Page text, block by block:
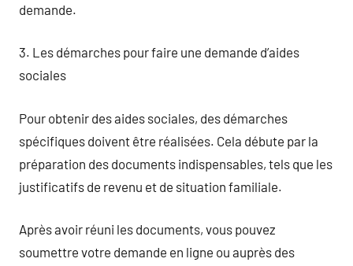
demande.
3. Les démarches pour faire une demande d’aides
sociales
Pour obtenir des aides sociales, des démarches
spécifiques doivent être réalisées. Cela débute par la
préparation des documents indispensables, tels que les
justificatifs de revenu et de situation familiale.
Après avoir réuni les documents, vous pouvez
soumettre votre demande en ligne ou auprès des